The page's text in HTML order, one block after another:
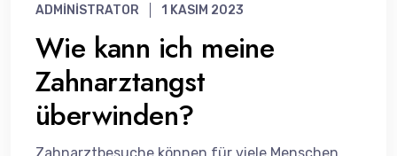
ADMINISTRATOR 1 KASIM 2023
Wie kann ich meine
Zahnarztangst
überwinden?